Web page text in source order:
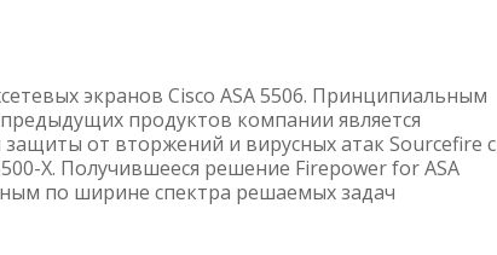
ASA
экранов Cisco ASA 5506. Принципиальным
продуктов компании является
защиты от вторжений и вирусных атак Sourcefire с
X. Получившееся решение Firepower for ASA
по ширине спектра решаемых задач